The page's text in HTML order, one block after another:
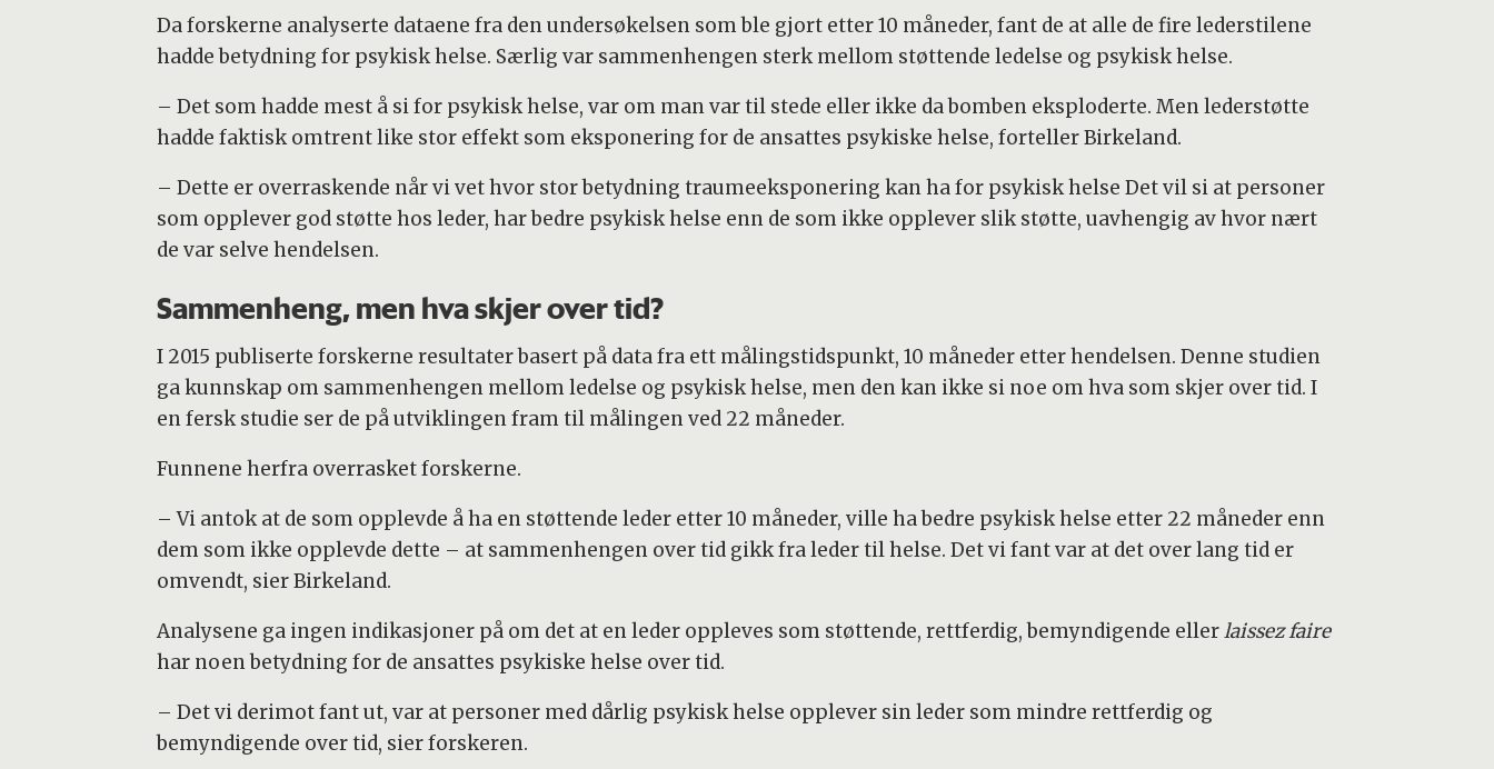
Da forskerne analyserte dataene fra den undersøkelsen som ble gjort etter 10 måneder, fant de at alle de fire lederstilene
hadde betydning for psykisk helse. Særlig var sammenhengen sterk mellom støttende ledelse og psykisk helse.
– Det som hadde mest å si for psykisk helse, var om man var til stede eller ikke da bomben eksploderte. Men lederstøtte
hadde faktisk omtrent like stor effekt som eksponering for de ansattes psykiske helse, forteller Birkeland.
– Dette er overraskende når vi vet hvor stor betydning traumeeksponering kan ha for psykisk helse Det vil si at personer
som opplever god støtte hos leder, har bedre psykisk helse enn de som ikke opplever slik støtte, uavhengig av hvor nært
de var selve hendelsen.
Sammenheng, men hva skjer over tid?
I 2015 publiserte forskerne resultater basert på data fra ett målingstidspunkt, 10 måneder etter hendelsen. Denne studien
ga kunnskap om sammenhengen mellom ledelse og psykisk helse, men den kan ikke si noe om hva som skjer over tid. I
en fersk studie ser de på utviklingen fram til målingen ved 22 måneder.
Funnene herfra overrasket forskerne.
– Vi antok at de som opplevde å ha en støttende leder etter 10 måneder, ville ha bedre psykisk helse etter 22 måneder enn
dem som ikke opplevde dette – at sammenhengen over tid gikk fra leder til helse. Det vi fant var at det over lang tid er
omvendt, sier Birkeland.
Analysene ga ingen indikasjoner på om det at en leder oppleves som støttende, rettferdig, bemyndigende ellerlaissez faire
har noen betydning for de ansattes psykiske helse over tid.
– Det vi derimot fant ut, var at personer med dårlig psykisk helse opplever sin leder som mindre rettferdig og
bemyndigende over tid, sier forskeren.